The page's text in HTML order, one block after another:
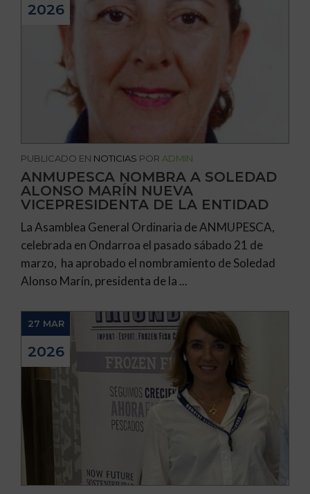
2026
PUBLICADO EN NOTICIAS POR ADMIN
ANMUPESCA NOMBRA A SOLEDAD
ALONSO MARÍN NUEVA
VICEPRESIDENTA DE LA ENTIDAD
La Asamblea General Ordinaria de ANMUPESCA,
celebrada en Ondarroa el pasado sábado 21 de
marzo, ha aprobado el nombramiento de Soledad
Alonso Marín, presidenta de la ...
27 MAR
2026